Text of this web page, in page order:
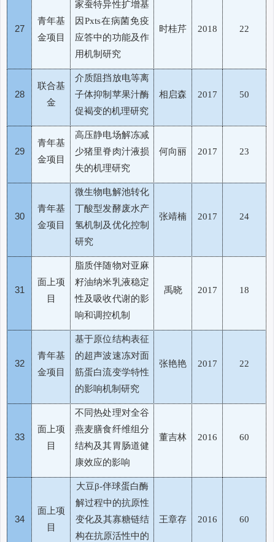
27
青年基
金项目
家蚕特异性扩增基
因Pxts在病菌免疫
应答中的功能及作
用机制研究
时桂芹 2018 22
28
联合基
金
介质阻挡放电等离
子体抑制苹果汁酶
促褐变的机理研究
相启森 2017 50
29
青年基
金项目
高压静电场解冻减
少猪里脊肉汁液损
失的机理研究
何向丽 2017 23
30
青年基
金项目
微生物电解池转化
丁酸型发酵废水产
氢机制及优化控制
研究
张靖楠 2017 24
31
面上项
目
脂质伴随物对亚麻
籽油纳米乳液稳定
性及吸收代谢的影
响和调控机制
禹晓 2017 18
32
青年基
金项目
基于原位结构表征
的超声波速冻对面
筋蛋白流变学特性
的影响机制研究
张艳艳 2017 22
33
面上项
目
不同热处理对全谷
燕麦膳食纤维组分
结构及其胃肠道健
康效应的影响
董吉林 2016 60
34
面上项
目
大豆β-伴球蛋白酶
解过程中的抗原性
变化及其寡糖链结
构在抗原活性中的
王章存 2016 60